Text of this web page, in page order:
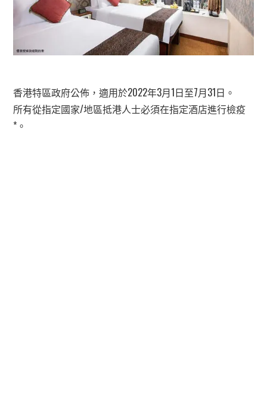
香港特區政府公佈，適用於2022年3月1日至7月31日。
所有從指定國家/地區抵港人士必須在指定酒店進行檢疫
*。